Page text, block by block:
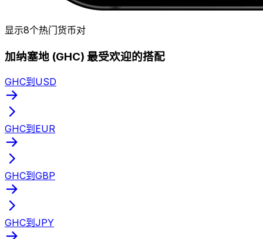
显示8个热门货币对
加纳塞地 (GHC) 最受欢迎的搭配
GHC到USD
GHC到EUR
GHC到GBP
GHC到JPY